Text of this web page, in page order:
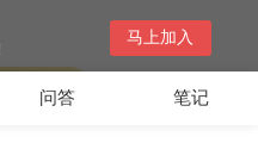
马上加入
即可解锁观看
问答 笔记